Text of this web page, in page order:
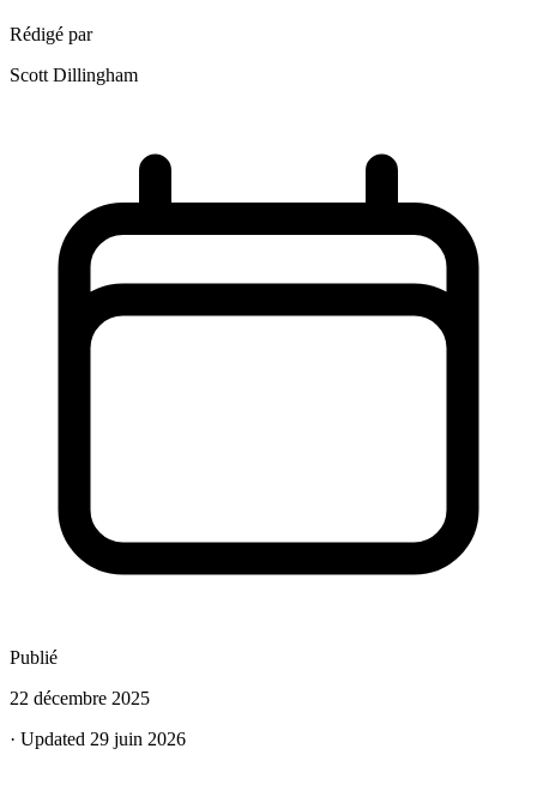
Rédigé par
Scott Dillingham
Publié
22 décembre 2025
· Updated 29 juin 2026